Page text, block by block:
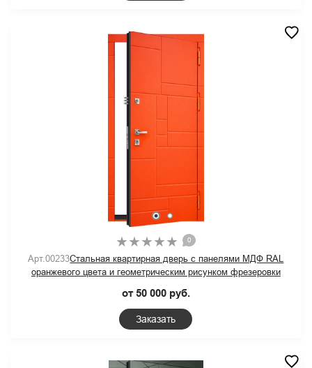
0
Арт.00233Стальная квартирная дверь с панелями МДФ RAL
оранжевого цвета и геометрическим рисунком фрезеровки
от 50 000 руб.
Заказать